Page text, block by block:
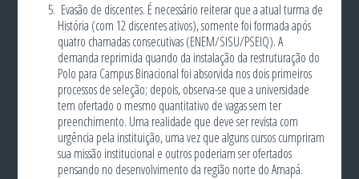
Evasão de discentes. É necessário reiterar que a atual turma de
História (com 12 discentes ativos), somente foi formada após
quatro chamadas consecutivas (ENEM/SISU/PSEIQ). A
demanda reprimida quando da instalação da restruturação do
Polo para Campus Binacional foi absorvida nos dois primeiros
processos de seleção; depois, observa-se que a universidade
tem ofertado o mesmo quantitativo de vagas sem ter
preenchimento. Uma realidade que deve ser revista com
urgência pela instituição, uma vez que alguns cursos cumpriram
sua missão institucional e outros poderiam ser ofertados
pensando no desenvolvimento da região norte do Amapá.